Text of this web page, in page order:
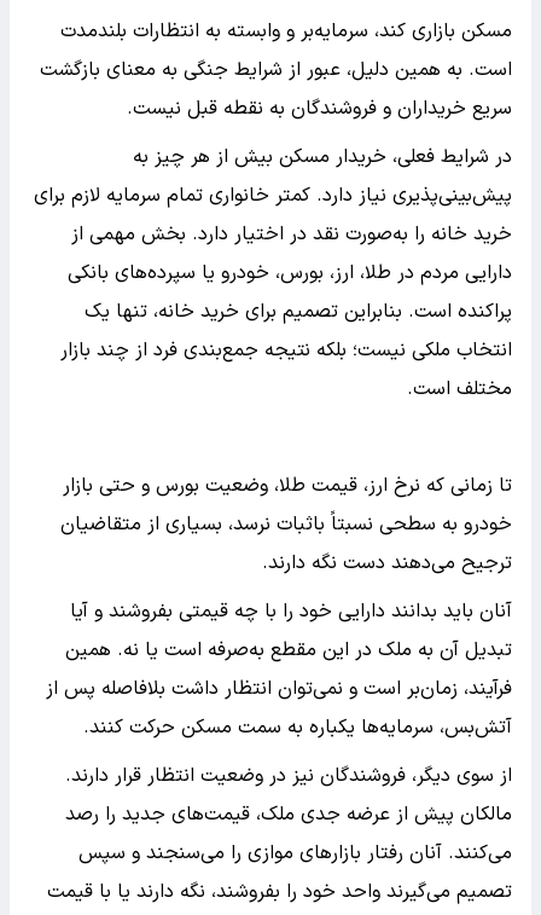
مسکن بازاری کند، سرمایه‌بر و وابسته به انتظارات بلندمدت
است. به همین دلیل، عبور از شرایط جنگی به معنای بازگشت
سریع خریداران و فروشندگان به نقطه قبل نیست.
در شرایط فعلی، خریدار مسکن بیش از هر چیز به
پیش‌بینی‌پذیری نیاز دارد. کمتر خانواری تمام سرمایه لازم برای
خرید خانه را به‌صورت نقد در اختیار دارد. بخش مهمی از
دارایی مردم در طلا، ارز، بورس، خودرو یا سپرده‌های بانکی
پراکنده است. بنابراین تصمیم برای خرید خانه، تنها یک
انتخاب ملکی نیست؛ بلکه نتیجه جمع‌بندی فرد از چند بازار
مختلف است.
تا زمانی که نرخ ارز، قیمت طلا، وضعیت بورس و حتی بازار
خودرو به سطحی نسبتاً باثبات نرسد، بسیاری از متقاضیان
ترجیح می‌دهند دست نگه دارند.
آنان باید بدانند دارایی خود را با چه قیمتی بفروشند و آیا
تبدیل آن به ملک در این مقطع به‌صرفه است یا نه. همین
فرآیند، زمان‌بر است و نمی‌توان انتظار داشت بلافاصله پس از
آتش‌بس، سرمایه‌ها یکباره به سمت مسکن حرکت کنند.
از سوی دیگر، فروشندگان نیز در وضعیت انتظار قرار دارند.
مالکان پیش از عرضه جدی ملک، قیمت‌های جدید را رصد
می‌کنند. آنان رفتار بازارهای موازی را می‌سنجند و سپس
تصمیم می‌گیرند واحد خود را بفروشند، نگه دارند یا با قیمت